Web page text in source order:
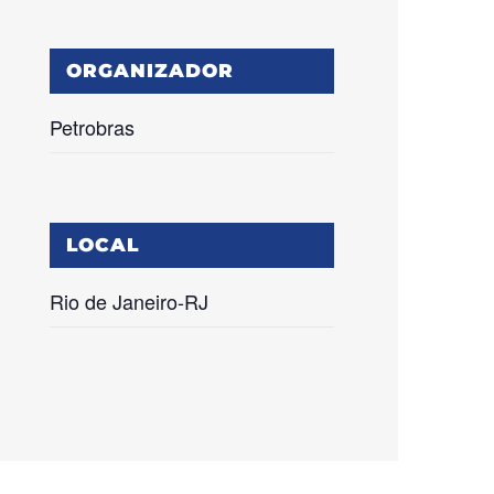
ORGANIZADOR
Petrobras
LOCAL
Rio de Janeiro-RJ